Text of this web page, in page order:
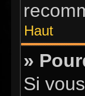
Haut
»
Si